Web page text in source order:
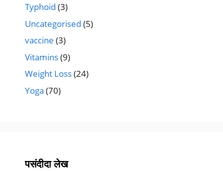
Typhoid (3)
Uncategorised (5)
vaccine (3)
Vitamins(9)
Weight Loss(24)
Yoga (70)
पसंदीदा लेख